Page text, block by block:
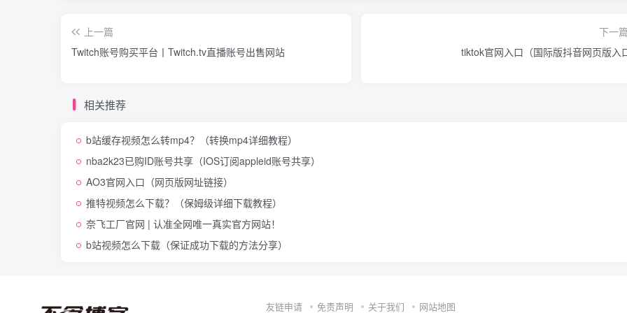
上一篇
Twitch账号购买平台丨Twitch.tv直播账号出售网站
下一
tiktok官网入口（国际版抖音网页版入
相关推荐
b站缓存视频怎么转mp4？（转换mp4详细教程）
nba2k23已购ID账号共享（IOS订阅appleid账号共享）
AO3官网入口（网页版网址链接）
推特视频怎么下载？（保姆级详细下载教程）
奈飞工厂官网 | 认准全网唯一真实官方网站！
b站视频怎么下载（保证成功下载的方法分享）
友链申请 免责声明 关于我们 网站地图